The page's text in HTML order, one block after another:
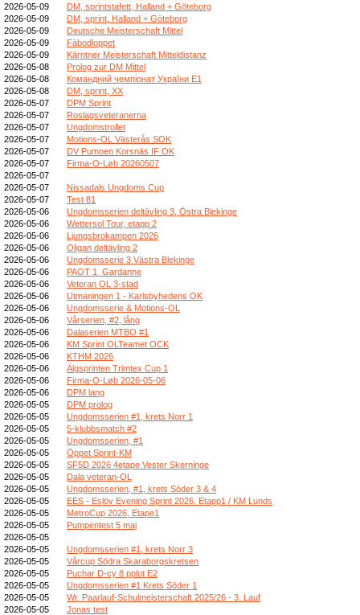
2026-05-09
DM, sprintstafett, Halland + Göteborg
2026-05-09
DM, sprint, Halland + Göteborg
2026-05-09
Deutsche Meisterschaft Mittel
2026-05-09
Fäbodloppet
2026-05-09
Kärntner Meisterschaft Mitteldistanz
2026-05-08
Prolog zur DM Mittel
2026-05-08
Командний чемпіонат України E1
2026-05-08
DM, sprint, XX
2026-05-07
DPM Sprint
2026-05-07
Roslagsveteranerna
2026-05-07
Ungdomstrollet
2026-05-07
Motions-OL Västerås SOK
2026-05-07
DV Pumoen Korsnäs IF OK
2026-05-07
Firma-O-Løb 20260507
2026-05-07
2026-05-07
Nissadals Ungdoms Cup
2026-05-07
Test 81
2026-05-06
Ungdomsserien deltävling 3, Östra Blekinge
2026-05-06
Wettersol Tour, etapp 2
2026-05-06
Ljungsbrokampen 2026
2026-05-06
Oligan deltävling 2
2026-05-06
Ungdomsserie 3 Västra Blekinge
2026-05-06
PAOT 1_Gardanne
2026-05-06
Veteran OL 3-stad
2026-05-06
Utmaningen 1 - Karlsbyhedens OK
2026-05-06
Ungdomsserie & Motions-OL
2026-05-06
Vårserien, #2, lång
2026-05-06
Dalaserien MTBO #1
2026-05-06
KM Sprint OLTeamet OCK
2026-05-06
KTHM 2026
2026-05-06
Älgsprinten Trimtex Cup 1
2026-05-06
Firma-O-Løb 2026-05-06
2026-05-06
DPM lang
2026-05-05
DPM prolog
2026-05-05
Ungdomsserien #1, krets Norr 1
2026-05-05
5-klubbsmatch #2
2026-05-05
Ungdomsserien, #1
2026-05-05
Öppet Sprint-KM
2026-05-05
SF5D 2026 4etape Vester Skerninge
2026-05-05
Dala veteran-OL
2026-05-05
Ungdomsserien, #1, krets Söder 3 & 4
2026-05-05
EES - Eslöv Evening Sprint 2026. Etapp1 / KM Lunds
2026-05-05
MetroCup 2026, Etape1
2026-05-05
Pumpentest 5 maj
2026-05-05
2026-05-05
Ungdomsserien #1, krets Norr 3
2026-05-05
Vårcup Södra Skaraborgskretsen
2026-05-05
Puchar D-cy 8 pplot E2
2026-05-05
Ungdomsserien #1 Krets Söder 1
2026-05-05
Wr. Paarlauf-Schulmeisterschaft 2025/26 - 3. Lauf
2026-05-05
Jonas test